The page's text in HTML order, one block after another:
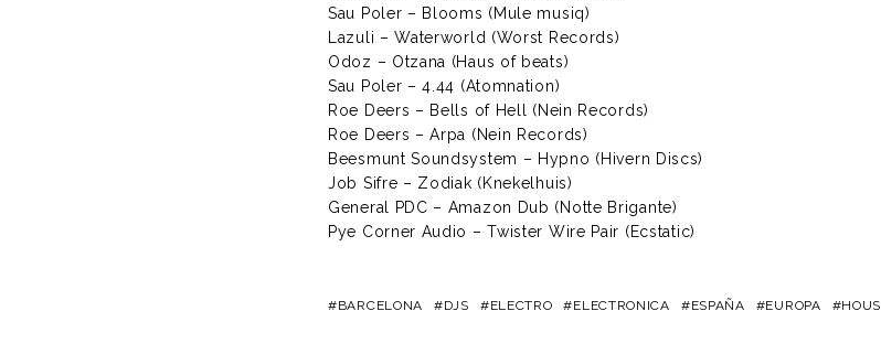
Sau Poler – Blooms (Mule musiq)
Lazuli – Waterworld (Worst Records)
Odoz – Otzana (Haus of beats)
Sau Poler – 4.44 (Atomnation)
Roe Deers – Bells of Hell (Nein Records)
Roe Deers – Arpa (Nein Records)
Beesmunt Soundsystem – Hypno (Hivern Discs)
Job Sifre – Zodiak (Knekelhuis)
General PDC – Amazon Dub (Notte Brigante)
Pye Corner Audio – Twister Wire Pair (Ecstatic)
BARCELONA DJS ELECTRO ELECTRONICA ESPAÑA EUROPA